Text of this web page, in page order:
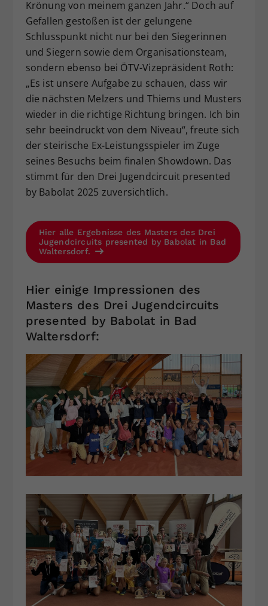
Krönung von meinem ganzen Jahr.“ Doch auf
Gefallen gestoßen ist der gelungene
Schlusspunkt nicht nur bei den Siegerinnen
und Siegern sowie dem Organisationsteam,
sondern ebenso bei ÖTV-Vizepräsident Roth:
„Es ist unsere Aufgabe zu schauen, dass wir
die nächsten Melzers und Thiems und Musters
wieder in die richtige Richtung bringen. Ich bin
sehr beeindruckt von dem Niveau“, freute sich
der steirische Ex-Leistungsspieler im Zuge
seines Besuchs beim finalen Showdown. Das
stimmt für den Drei Jugendcircuit presented
by Babolat 2025 zuversichtlich.
Hier alle Ergebnisse des Masters des Drei
Jugendcircuits presented by Babolat in Bad
Waltersdorf.
Hier einige Impressionen des
Masters des Drei Jugendcircuits
presented by Babolat in Bad
Waltersdorf: